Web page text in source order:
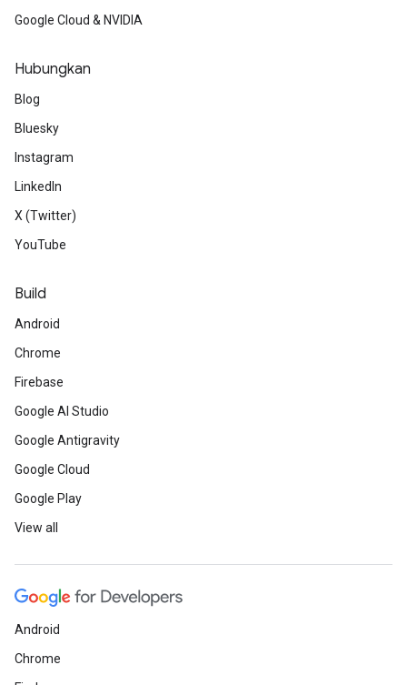
Google Cloud & NVIDIA
Hubungkan
Blog
Bluesky
Instagram
LinkedIn
X (Twitter)
YouTube
Build
Android
Chrome
Firebase
Google AI Studio
Google Antigravity
Google Cloud
Google Play
View all
Android
Chrome